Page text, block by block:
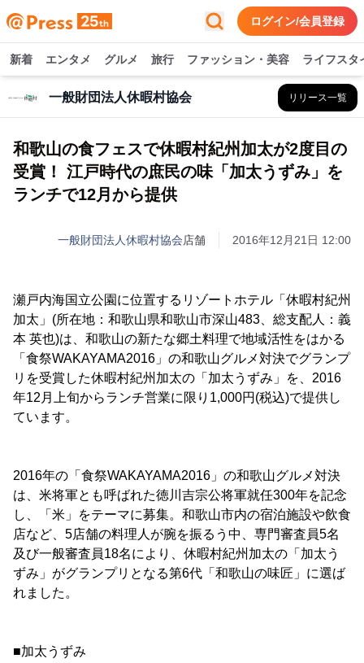
ログイン/会員登録
新着 エンタメ グルメ 旅行 ファッション・美容 ライフスタ
一般財団法人休暇村協会 リリース一覧
和歌山の食フェスで休暇村紀州加太が2度目の
受賞！ 江戸時代の庶民の味「加太うずみ」を
ランチで12月から提供
一般財団法人休暇村協会店舗 2016年12月21日 12:00
瀬戸内海国立公園に位置するリゾートホテル「休暇村紀州
加太」(所在地：和歌山県和歌山市深山483、総支配人：義
本 英也)は、和歌山の新たな郷土料理で地域活性をはかる
「食祭WAKAYAMA2016」の和歌山グルメ対決でグランプ
リを受賞した休暇村紀州加太の「加太うずみ」を、2016
年12月上旬からランチ営業に限り1,000円(税込)で提供し
ています。
2016年の「食祭WAKAYAMA2016」の和歌山グルメ対決
は、米将軍とも呼ばれた徳川吉宗公将軍就任300年を記念
し、「米」をテーマに募集。和歌山市内の宿泊施設や飲食
店など、5店舗の料理人が腕を振るう中、専門審査員5名
及び一般審査員18名により、休暇村紀州加太の「加太う
ずみ」がグランプリとなる第6代「和歌山の味匠」に選ば
れました。
■加太うずみ